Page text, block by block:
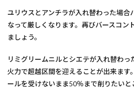
ユリウスとアンチラが入れ替わった場合
なって厳しくなります。再びバースコン
ましょう。
リミグリームニルとシエテが入れ替わっ
火力で超越区間を迎えることが出来ます
ールを受けないまま50％まで削りたいと